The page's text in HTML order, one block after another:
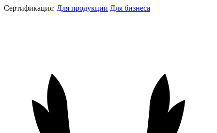
Сертификация: Для продукции Для бизнеса